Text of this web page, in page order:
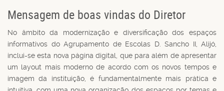
Mensagem de boas vindas do Diretor
No âmbito da modernização e diversificação dos espaços
informativos do Agrupamento de Escolas D. Sancho II, Alijó,
inclui-se esta nova página digital, que para além de apresentar
um layout mais moderno de acordo com os novos tempos e
imagem da instituição, é fundamentalmente mais prática e